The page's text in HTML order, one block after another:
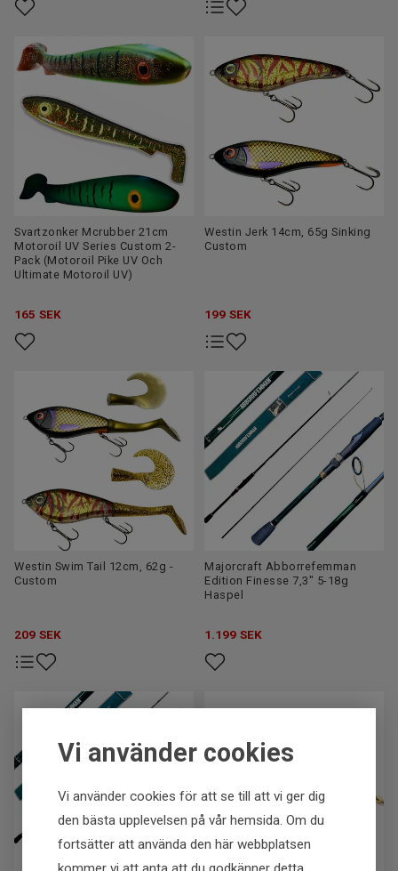
Vi använder cookies
Vi använder cookies för att se till att vi ger dig
den bästa upplevelsen på vår hemsida. Om du
fortsätter att använda den här webbplatsen
Svartzonker Mcrubber 21cm
Motoroil UV Series Custom 2-
Pack (Motoroil Pike UV Och
Ultimate Motoroil UV)
165 SEK
Westin Jerk 14cm, 65g Sinking
Custom
199 SEK
Westin Swim Tail 12cm, 62g -
Custom
209 SEK
Majorcraft Abborrefemman
Edition Finesse 7,3" 5-18g
Haspel
1.199 SEK